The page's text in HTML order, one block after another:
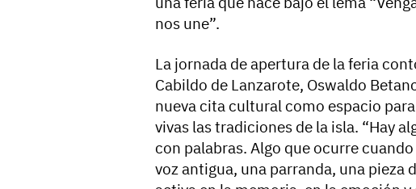
nos une”.
La jornada de apertura de la feria
Cabildo de Lanzarote, Oswaldo
nueva cita cultural como espacio
vivas las tradiciones de la isla. “Hay
con palabras. Algo que ocurre
voz antigua, una parranda, una pieza